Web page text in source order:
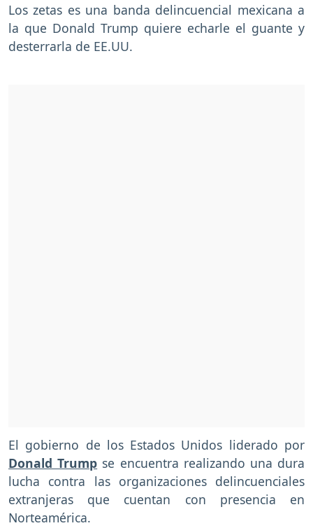
Los zetas es una banda delincuencial mexicana a
la que Donald Trump quiere echarle el guante y
desterrarla de EE.UU.
El gobierno de los Estados Unidos liderado por
Donald Trump se encuentra realizando una dura
lucha contra las organizaciones delincuenciales
extranjeras que cuentan con presencia en
Norteamérica.